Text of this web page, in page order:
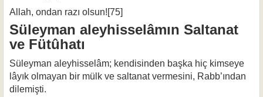
Allah, ondan razı olsun![75]
Süleyman aleyhisselâmın Saltanat
ve Fütûhatı
Süleyman aleyhisselâm; kendisinden başka hiç kimseye
lâyık olmayan bir mülk ve saltanat vermesini, Rabb’ından
dilemişti.